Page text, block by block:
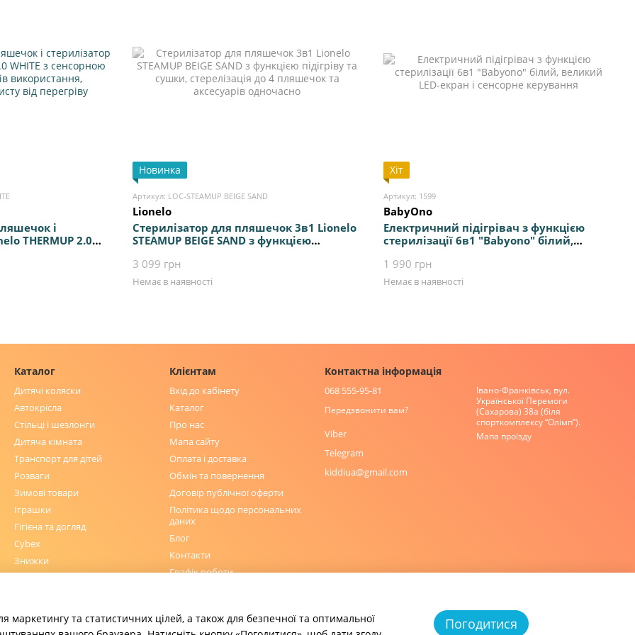
і
THERMUP 2.0
5 режимів
для захисту
Новинка
Артикул: LOC-STEAMUP BEIGE SAND
Lionelo
Стерилізатор для пляшечок 3в1 Lionelo
STEAMUP BEIGE SAND з функцією
пляшечок та аксесуарів одночасно
3 099 грн
Немає в наявності
Хіт
Артикул: 1599
BabyOno
Електричний підігрівач з функцією
стерилізації 6в1 "Babyono" білий,
керування
1 990 грн
Немає в наявності
Каталог
Дитячі коляски
Автокрісла
Стільці і шезлонги
Дитяча кімната
Транспорт для дітей
Розваги
Зимові товари
Іграшки
Гігієна та догляд
Cybex
Знижки
Клієнтам
Вхід до кабінету
Каталог
Про нас
Мапа сайту
Оплата і доставка
Обмін та повернення
Договір публічної оферти
Політика щодо персональних
даних
Блог
Контакти
Графік роботи
Контактна інформація
068 555-95-81
Передзвонити вам?
Viber
Telegram
kiddiua@gmail.com
Івано-Франківськ, вул.
Української Перемоги
(Сахарова) 38а (біля
спорткомплексу “Олімп”).
Мапа проїзду
маркетингу та статистичних цілей, а також для безпечної та оптимальної
Погодитися